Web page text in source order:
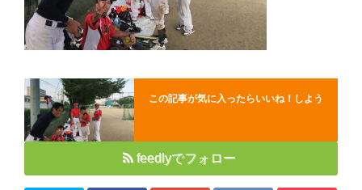
この記事が気に入ったらいいね！しよう
feedlyでフォロー